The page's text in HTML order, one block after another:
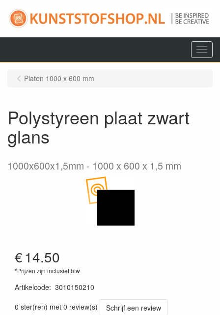
Menu
Platen 1000 x 600 mm
Polystyreen plaat zwart
glans
1000x600x1,5mm 1000 x 600 x 1,5 mm
€14.50
*Prijzen zijn inclusief btw
Artikelcode: 3010150210
0 ster(ren) met 0 review(s)
Schrijf een review